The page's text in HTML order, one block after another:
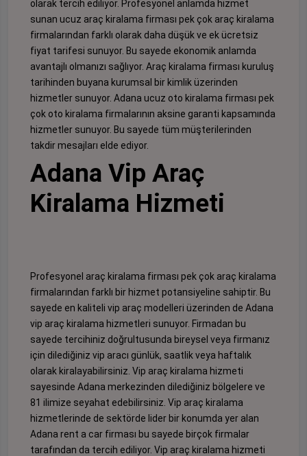
olarak tercih ediliyor. Profesyonel anlamda hizmet
sunan ucuz araç kiralama firması pek çok araç kiralama
firmalarından farklı olarak daha düşük ve ek ücretsiz
fiyat tarifesi sunuyor. Bu sayede ekonomik anlamda
avantajlı olmanızı sağlıyor. Araç kiralama firması kuruluş
tarihinden buyana kurumsal bir kimlik üzerinden
hizmetler sunuyor. Adana ucuz oto kiralama firması pek
çok oto kiralama firmalarının aksine garanti kapsamında
hizmetler sunuyor. Bu sayede tüm müşterilerinden
takdir mesajları elde ediyor.
Adana Vip Araç
Kiralama Hizmeti
Profesyonel araç kiralama firması pek çok araç kiralama
firmalarından farklı bir hizmet potansiyeline sahiptir. Bu
sayede en kaliteli vip araç modelleri üzerinden de Adana
vip araç kiralama hizmetleri sunuyor. Firmadan bu
sayede tercihiniz doğrultusunda bireysel veya firmanız
için dilediğiniz vip aracı günlük, saatlik veya haftalık
olarak kiralayabilirsiniz. Vip araç kiralama hizmeti
sayesinde Adana merkezinden dilediğiniz bölgelere ve
81 ilimize seyahat edebilirsiniz. Vip araç kiralama
hizmetlerinde de sektörde lider bir konumda yer alan
Adana rent a car firması bu sayede birçok firmalar
tarafından da tercih ediliyor. Vip araç kiralama hizmeti